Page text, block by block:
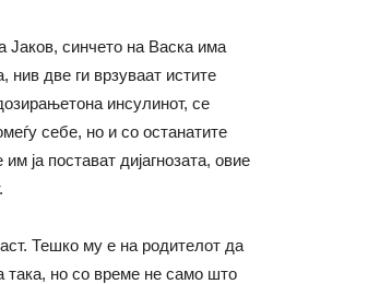
Јаков, синчето на Васка има
нив две ги врзуваат истите
инсулинот, се
себе, но и со останатите
ја постават дијагнозата, овие
Тешко му е на родителот да
така, но со време не само што